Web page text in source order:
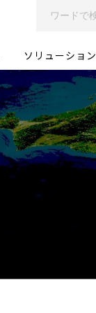
ソリューション